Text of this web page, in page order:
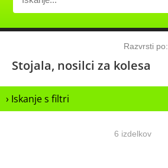
Razvrsti po:
Stojala, nosilci za kolesa
› Iskanje s filtri
6 izdelkov